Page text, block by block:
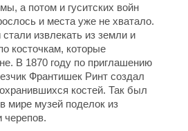
а потом и гуситских войн
и места уже не хватало.
извлекать из земли и
косточкам, которые
В 1870 году по приглашению
Франтишек Ринт создал
костей. Так был
мире музей поделок из
черепов.